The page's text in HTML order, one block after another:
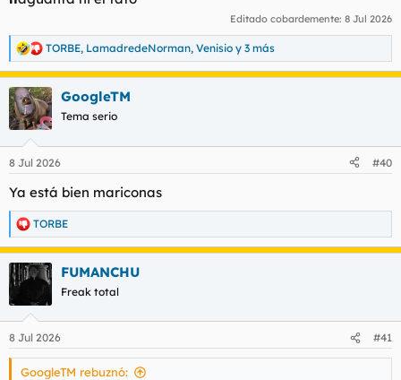
Editado cobardemente: 8 Jul 2026
R
e
a
c
c
i
e
:
TORBE, LamadredeNorman, Venisio y 3 más
GoogleTM
Tema serio
8 Jul 2026 #40
Ya está bien mariconas
R
e
a
c
c
e
s
TORBE
FUMANCHU
Freak total
8 Jul 2026 #41
GoogleTM rebuznó: